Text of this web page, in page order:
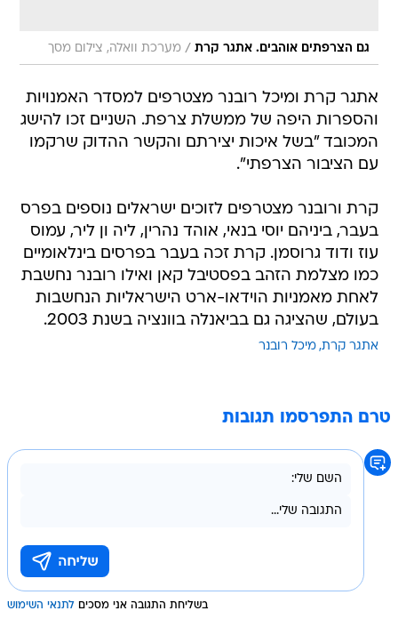
גם הצרפתים אוהבים. אתגר קרת / מערכת וואלה, צילום מסך
אתגר קרת ומיכל רובנר מצטרפים למסדר האמנויות
והספרות היפה של ממשלת צרפת. השניים זכו להישג
המכובד "בשל איכות יצירתם והקשר ההדוק שרקמו
עם הציבור הצרפתי".
קרת ורובנר מצטרפים לזוכים ישראלים נוספים בפרס
בעבר, ביניהם יוסי בנאי, אוהד נהרין, ליה ון ליר, עמוס
עוז ודוד גרוסמן. קרת זכה בעבר בפרסים בינלאומיים
כמו מצלמת הזהב בפסטיבל קאן ואילו רובנר נחשבת
לאחת מאמניות הוידאו-ארט הישראליות הנחשבות
בעולם, שהציגה גם בביאנלה בוונציה בשנת 2003.
אתגר קרת מיכל רובנר
טרם התפרסמו תגובות
בשליחת התגובה אני מסכים לתנאי השימוש